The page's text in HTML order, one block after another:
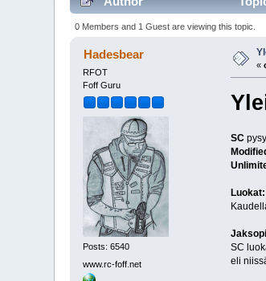
0 Members and 1 Guest are viewing this topic.
Hadesbear
RFOT
Foff Guru
Posts: 6540
www.rc-foff.net
«
SC
Luokat:
SC
eli